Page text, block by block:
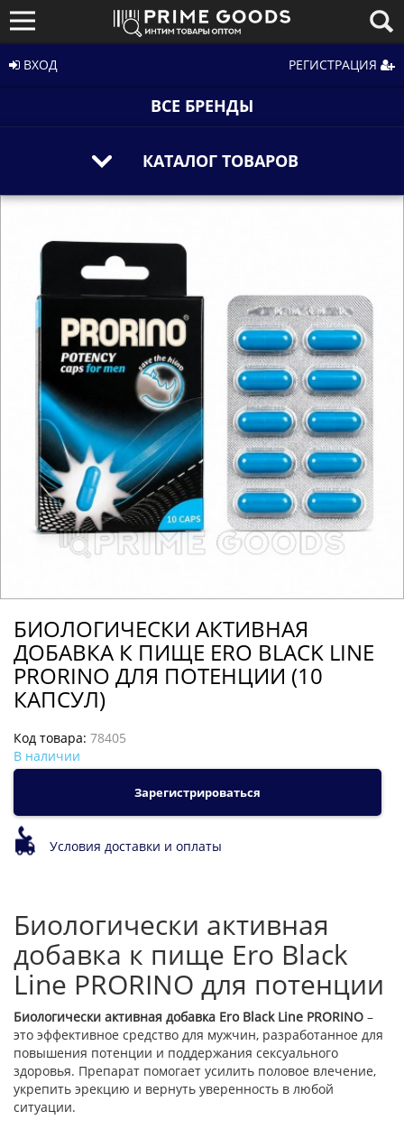
ВХОД РЕГИСТРАЦИЯ
ВСЕ БРЕНДЫ
КАТАЛОГ ТОВАРОВ
БИОЛОГИЧЕСКИ АКТИВНАЯ
ДОБАВКА К ПИЩЕ ERO BLACK LINE
PRORINO ДЛЯ ПОТЕНЦИИ (10
КАПСУЛ)
Код товара: 78405
В наличии
Зарегистрироваться
Условия доставки и оплаты
Биологически активная
добавка к пище Ero Black
Line PRORINO для потенции
Биологически активная добавка Ero Black Line PRORINO –
это эффективное средство для мужчин, разработанное для
повышения потенции и поддержания сексуального
здоровья. Препарат помогает усилить половое влечение,
укрепить эрекцию и вернуть уверенность в любой
ситуации.